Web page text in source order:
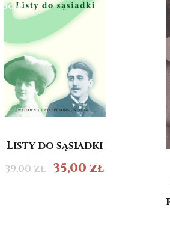
ocja!
Listy do sąsiadki
39,00zł 35,00 zł